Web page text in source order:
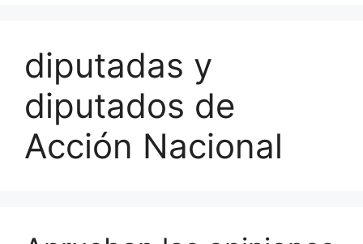
diputadas y
diputados de
Acción Nacional